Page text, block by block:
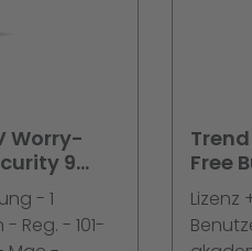
Worry-
9
Liz. + 1J.
- 1
Reg. - 101-
Free
Lizenz